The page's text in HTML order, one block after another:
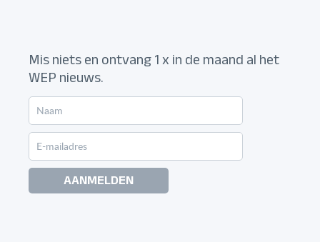
Mis niets en ontvang 1 x in de maand al het
WEP nieuws.
AANMELDEN